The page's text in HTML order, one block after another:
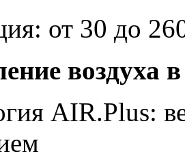
от 30 до
воздуха
AIR.Plus: